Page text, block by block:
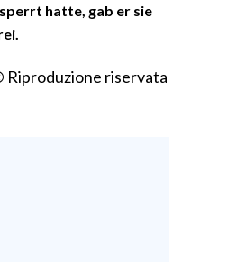
hatte, gab er sie
Riproduzione riservata